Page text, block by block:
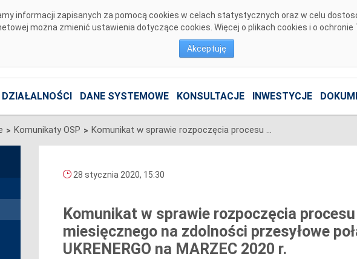
informacji zapisanych za pomocą cookies w celach statystycznych oraz w celu
można zmienić ustawienia dotyczące cookies. Więcej o plikach cookies i o
Akceptuję
DANE SYSTEMOWE KONSULTACJE INWESTYCJE
> Komunikaty OSP > Komunikat w sprawie rozpoczęcia procesu jednostronnego przetargu miesięcznego na zdolności przesyłowe połączenia PSE S.A. i NEK UKRENERGO na MARZEC 2020 r.
28 stycznia 2020, 15:30
Komunikat w sprawie rozpoczęcia
miesięcznego na zdolności przesyłowe
UKRENERGO na MARZEC 2020 r.